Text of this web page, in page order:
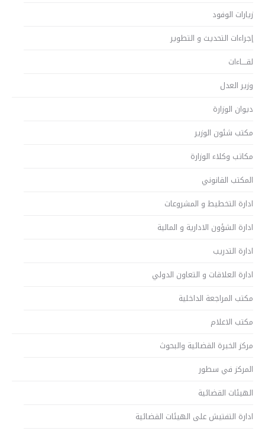
زيارات الوفود
إجراءات التحديث و التطوير
لقــــاءات
وزير العدل
ديوان الوزارة
مكتب شئون الوزير
مكاتب وكلاء الوزارة
المكتب القانوني
ادارة التخطيط و المشروعات
ادارة الشؤون الادارية و المالية
ادارة التدريب
ادارة العلاقات و التعاون الدولي
مكتب المراجعة الداخلية
مكتب الاعلام
مركز الخبرة القضائية والبحوث
المركز في سطور
الهيئات القضائية
ادارة التفتيش على الهيئات القضائية